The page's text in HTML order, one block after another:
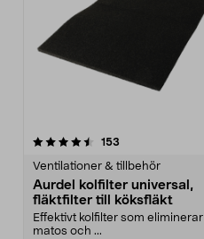
153
Ventilationer & tillbehör
Aurdel kolfilter universal,
fläktfilter till köksfläkt
Effektivt kolfilter som eliminerar
matos och ...
4.5 av 5 stjärnor